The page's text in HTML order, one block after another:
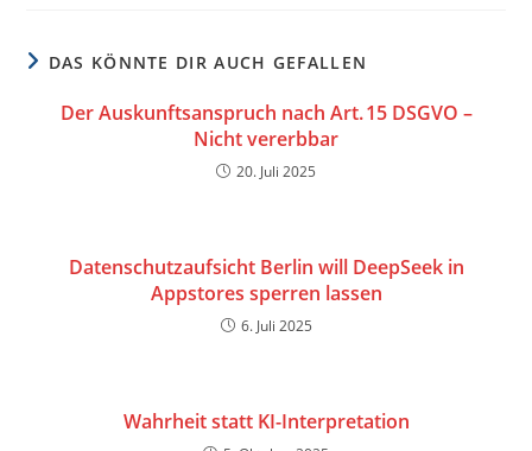
DAS KÖNNTE DIR AUCH GEFALLEN
Der Auskunftsanspruch nach Art. 15 DSGVO –
Nicht vererbbar
20. Juli 2025
Datenschutzaufsicht Berlin will DeepSeek in
Appstores sperren lassen
6. Juli 2025
Wahrheit statt KI-Interpretation